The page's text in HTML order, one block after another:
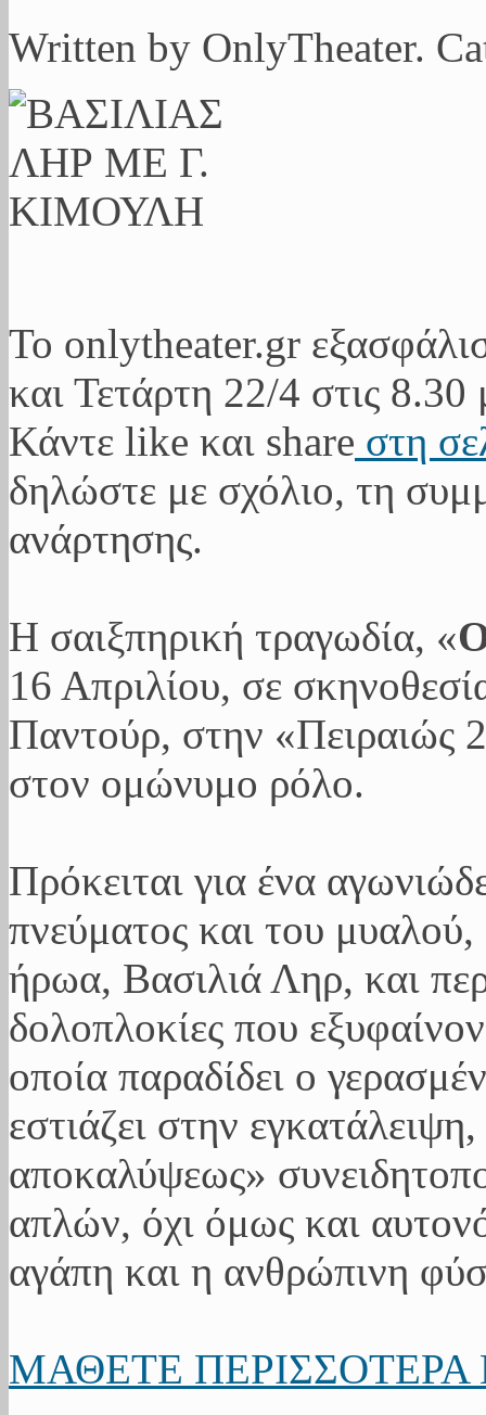
Written by OnlyTheater.
Το onlytheater.gr
και Τετάρτη 22/4 στις
Κάντε like και share στη
δηλώστε με σχόλιο, τη
ανάρτησης.
Η σαιξπηρική τραγωδία, «
16 Απριλίου, σε
Παντούρ, στην «Πειραιώς
στον ομώνυμο ρόλο.
Πρόκειται για ένα
πνεύματος και του μυαλού,
ήρωα, Βασιλιά Ληρ, και
δολοπλοκίες που
οποία παραδίδει ο
εστιάζει στην
αποκαλύψεως»
απλών, όχι όμως και
αγάπη και η ανθρώπινη
ΜΑΘΕΤΕ